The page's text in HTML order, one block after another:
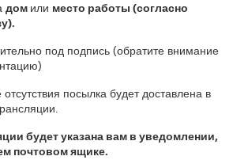
дом или место работы (согласно
под подпись (обратите внимание
посылка будет доставлена ​​в
будет указана вам в уведомлении,
почтовом ящике.